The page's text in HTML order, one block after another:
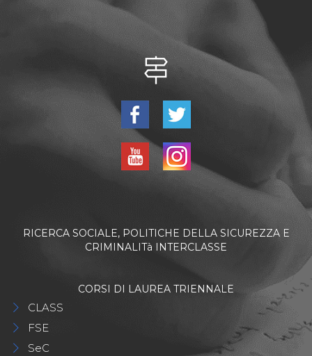
RICERCA SOCIALE, POLITICHE DELLA SICUREZZA E
CRIMINALITà INTERCLASSE
CORSI DI LAUREA TRIENNALE
CLASS
FSE
SeC